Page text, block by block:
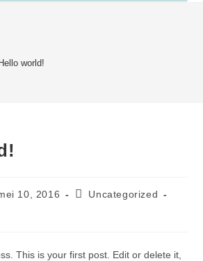
Hello world!
10, 2016
Uncategorized
This is your first post. Edit or delete it,